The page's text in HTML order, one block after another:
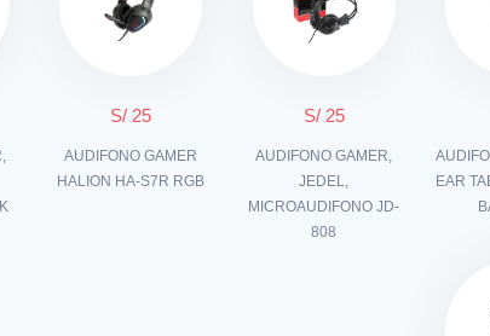
S/ 25
AUDIFONO GAMER
HALION HA-S7R RGB
S/ 25
AUDIFONO GAMER,
JEDEL,
MICROAUDIFONO JD-
808
EAR